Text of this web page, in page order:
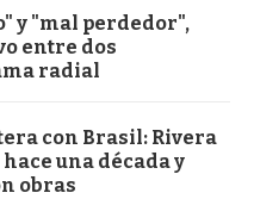
y "mal perdedor",
entre dos
radial
con Brasil: Rivera
una década y
obras